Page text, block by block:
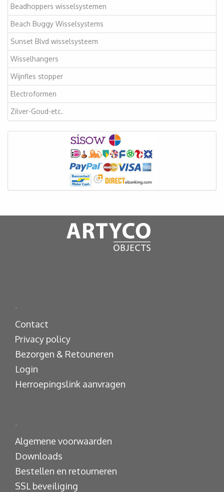
Beadhoppers wisselsystemen
Beach Buggy Wisselsystems
Sunset Blvd wisselsysteem
Wisselhangers
Wijnfles stopper
Electroformen
Zilver-Goud-etc.
.
Contact
Privacy policy
Bezorgen & Retouneren
Login
Herroepingslink aanvragen
.
Algemene voorwaarden
Downloads
Bestellen en retourneren
SSL beveiliging